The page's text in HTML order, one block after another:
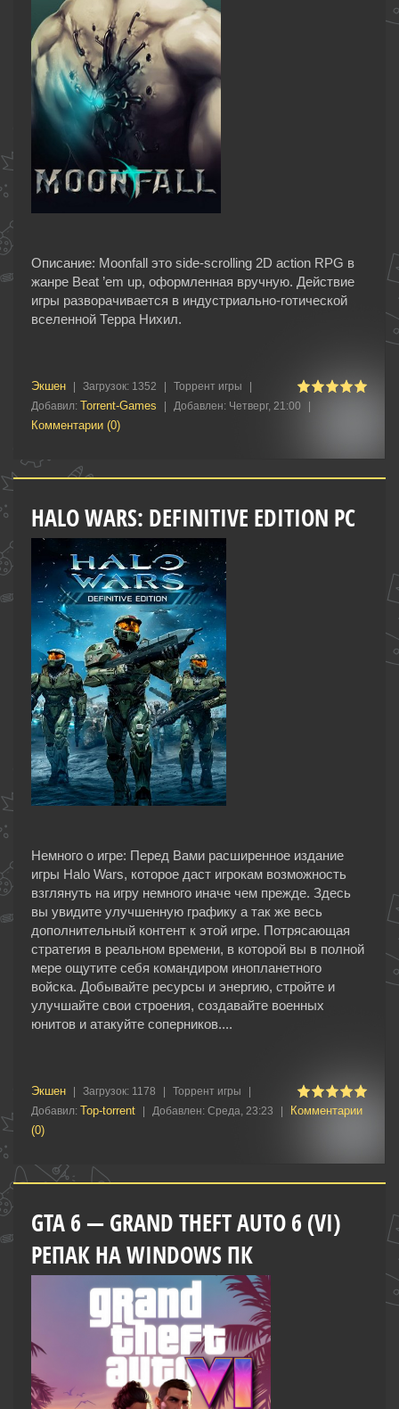
Описание: Moonfall это side-scrolling 2D action RPG в
жанре Beat ’em up, оформленная вручную. Действие
игры разворачивается в индустриально-готической
вселенной Терра Нихил.
Экшен Загрузок: 1352 Торрент игры
Добавил: Torrent-Games Добавлен: Четверг, 21:00
Комментарии (0)
HALO WARS: DEFINITIVE EDITION PC
Немного о игре: Перед Вами расширенное издание
игры Halo Wars, которое даст игрокам возможность
взглянуть на игру немного иначе чем прежде. Здесь
вы увидите улучшенную графику а так же весь
дополнительный контент к этой игре. Потрясающая
стратегия в реальном времени, в которой вы в полной
мере ощутите себя командиром инопланетного
войска. Добывайте ресурсы и энергию, стройте и
улучшайте свои строения, создавайте военных
юнитов и атакуйте соперников....
Экшен Загрузок: 1178 Торрент игры
Добавил: Top-torrent Добавлен: Среда, 23:23
Комментарии
(0)
GTA 6 — GRAND THEFT AUTO 6 (VI)
РЕПАК НА WINDOWS ПК